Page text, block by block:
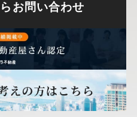
お問い合わせ